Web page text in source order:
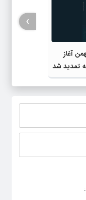
فجر از ۲۰ بهمن آغاز
تمدید شد
›